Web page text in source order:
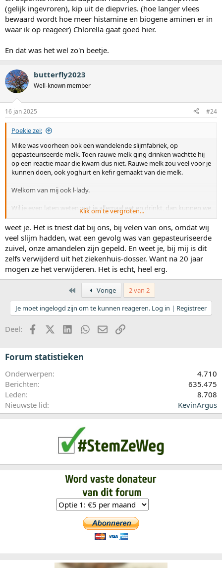
(gelijk ingevroren), kip uit de diepvries. (hoe langer vlees
bewaard wordt hoe meer histamine en biogene aminen er in
waar ik op reageer) Chlorella gaat goed hier.
En dat was het wel zo'n beetje.
butterfly2023
Well-known member
16 jan 2025 #24
Poekie zei:
Mike was voorheen ook een wandelende slijmfabriek, op
gepasteuriseerde melk. Toen rauwe melk ging drinken wachtte hij
op een reactie maar die kwam dus niet. Rauwe melk zou veel voor je
kunnen doen, ook yoghurt en kefir gemaakt van die melk.
Welkom van mij ook l-lady.
Wil je even laten weten wat je allemaal eet en drinkt, dan kunnen we
je tips geven hierover.
Lia
Klik om te vergroten...
weet je. Het is triest dat bij ons, bij velen van ons, omdat wij
veel slijm hadden, wat een gevolg was van gepasteuriseerde
zuivel, onze amandelen zijn gepeld. En weet je, bij mij is dit
zelfs verwijderd uit het ziekenhuis-dosser. Want na 20 jaar
mogen ze het verwijderen. Het is echt, heel erg.
Eerste Vorige
2 van 2
Je moet ingelogd zijn om te kunnen reageren. Log in | Registreer
Deel: FacebookX (Twitter)LinkedInWhatsApp
E-mailkoppeling
Forum statistieken
Onderwerpen
4.710
Berichten
635.475
Leden
8.708
Nieuwste lid
KevinArgus